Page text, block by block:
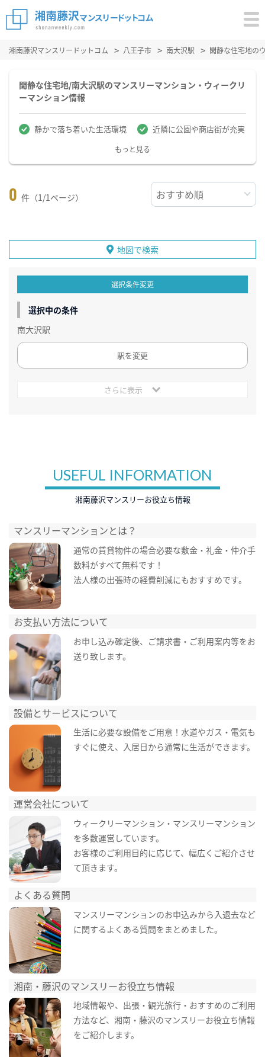
湘南藤沢マンスリードットコム 八王子市 南大沢駅 閑静な住宅地の
閑静な住宅地/南大沢駅のマンスリーマンション・ウィークリ
ーマンション情報
静かで落ち着いた生活環境 近隣に公園や商店街が充実
もっと見る
0 件（1/1ページ）
地図で検索
選択条件変更
選択中の条件
南大沢駅
駅を変更
さらに表示
USEFUL INFORMATION
湘南藤沢マンスリーお役立ち情報
マンスリーマンションとは？
通常の賃貸物件の場合必要な敷金・礼金・仲介手
数料がすべて無料です！
法人様の出張時の経費削減にもおすすめです。
お支払い方法について
お申し込み確定後、ご請求書・ご利用案内等をお
送り致します。
設備とサービスについて
生活に必要な設備をご用意！水道やガス・電気も
すぐに使え、入居日から通常に生活ができます。
運営会社について
ウィークリーマンション・マンスリーマンション
を多数運営しています。
お客様のご利用目的に応じて、幅広くご紹介させ
て頂きます。
よくある質問
マンスリーマンションのお申込みから入退去など
に関するよくある質問をまとめました。
湘南・藤沢のマンスリーお役立ち情報
地域情報や、出張・観光旅行・おすすめのご利用
方法など、湘南・藤沢のマンスリーお役立ち情報
をご紹介します。